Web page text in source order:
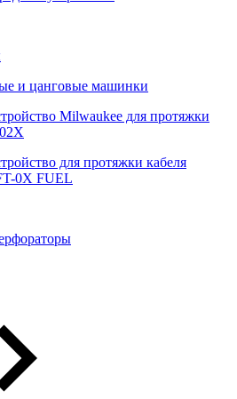
и цанговые машинки
Milwaukee для протяжки
для протяжки кабеля
0X FUEL